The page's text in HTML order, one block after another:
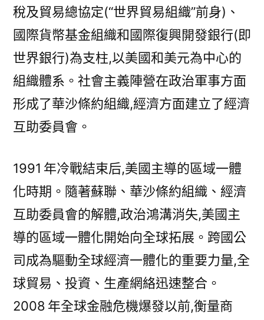
稅及貿易總協定(“世界貿易組織”前身)、
國際貨幣基金組織和國際復興開發銀行(即
世界銀行)為支柱,以美國和美元為中心的
組織體系。社會主義陣營在政治軍事方面
形成了華沙條約組織,經濟方面建立了經濟
互助委員會。
1991 年冷戰結束后,美國主導的區域一體
化時期。隨著蘇聯、華沙條約組織、經濟
互助委員會的解體,政治鴻溝消失,美國主
導的區域一體化開始向全球拓展。跨國公
司成為驅動全球經濟一體化的重要力量,全
球貿易、投資、生產網絡迅速整合。
2008 年全球金融危機爆發以前,衡量商